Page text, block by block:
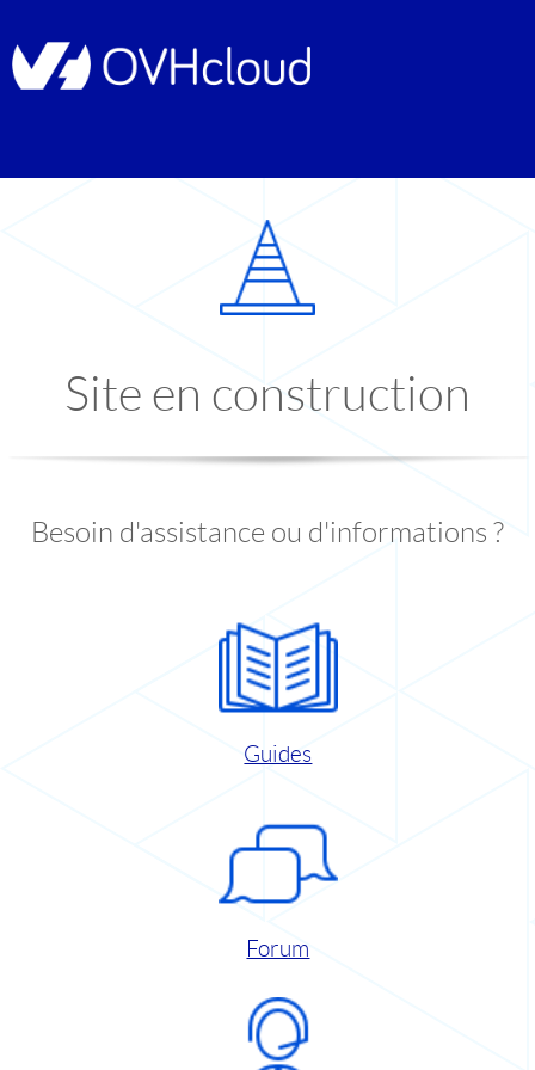
Site en construction
Besoin d'assistance ou d'informations ?
Guides
Forum